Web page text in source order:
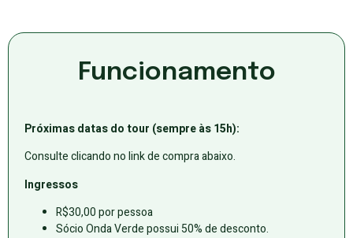
Funcionamento
Próximas datas do tour (sempre às 15h):
Consulte clicando no link de compra abaixo.
Ingressos
R$30,00 por pessoa
Sócio Onda Verde possui 50% de desconto.